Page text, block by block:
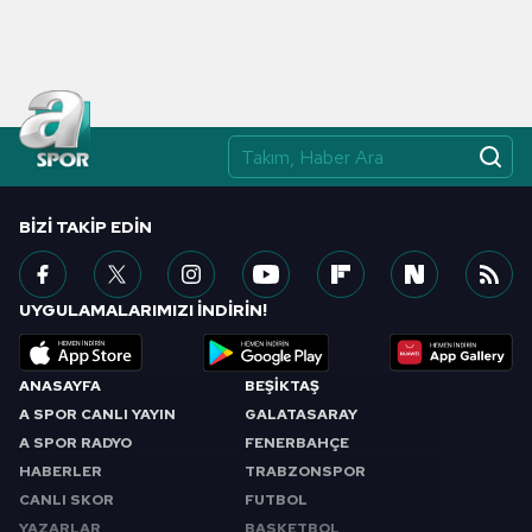
ANASAYFA
A SPOR CANLI YAYIN
A SPOR RADYO
HABERLER
CANLI SKOR
BEŞİKTAŞ
GALATASARAY
FENERBAHÇE
TRABZONSPOR
FUTBOL
BIZI TAKIP EDIN
UYGULAMALARIMIZI İNDİRİN!